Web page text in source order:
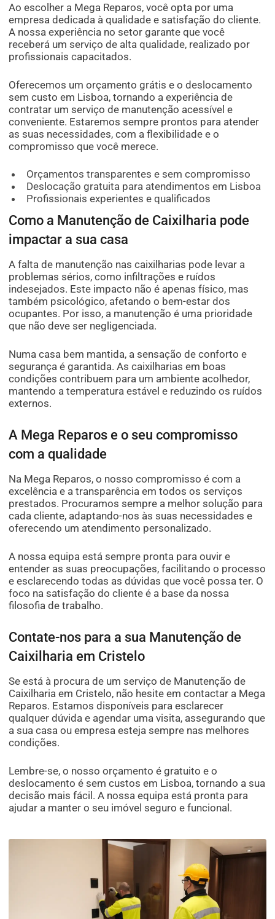
Ao escolher a Mega Reparos, você opta por uma
empresa dedicada à qualidade e satisfação do cliente.
A nossa experiência no setor garante que você
receberá um serviço de alta qualidade, realizado por
profissionais capacitados.
Oferecemos um orçamento grátis e o deslocamento
sem custo em Lisboa, tornando a experiência de
contratar um serviço de manutenção acessível e
conveniente. Estaremos sempre prontos para atender
as suas necessidades, com a flexibilidade e o
compromisso que você merece.
Orçamentos transparentes e sem compromisso
Deslocação gratuita para atendimentos em Lisboa
Profissionais experientes e qualificados
Como a Manutenção de Caixilharia pode
impactar a sua casa
A falta de manutenção nas caixilharias pode levar a
problemas sérios, como infiltrações e ruídos
indesejados. Este impacto não é apenas físico, mas
também psicológico, afetando o bem-estar dos
ocupantes. Por isso, a manutenção é uma prioridade
que não deve ser negligenciada.
Numa casa bem mantida, a sensação de conforto e
segurança é garantida. As caixilharias em boas
condições contribuem para um ambiente acolhedor,
mantendo a temperatura estável e reduzindo os ruídos
externos.
A Mega Reparos e o seu compromisso
com a qualidade
Na Mega Reparos, o nosso compromisso é com a
excelência e a transparência em todos os serviços
prestados. Procuramos sempre a melhor solução para
cada cliente, adaptando-nos às suas necessidades e
oferecendo um atendimento personalizado.
A nossa equipa está sempre pronta para ouvir e
entender as suas preocupações, facilitando o processo
e esclarecendo todas as dúvidas que você possa ter. O
foco na satisfação do cliente é a base da nossa
filosofia de trabalho.
Contate-nos para a sua Manutenção de
Caixilharia em Cristelo
Se está à procura de um serviço de Manutenção de
Caixilharia em Cristelo, não hesite em contactar a Mega
Reparos. Estamos disponíveis para esclarecer
qualquer dúvida e agendar uma visita, assegurando que
a sua casa ou empresa esteja sempre nas melhores
condições.
Lembre-se, o nosso orçamento é gratuito e o
deslocamento é sem custos em Lisboa, tornando a sua
decisão mais fácil. A nossa equipa está pronta para
ajudar a manter o seu imóvel seguro e funcional.